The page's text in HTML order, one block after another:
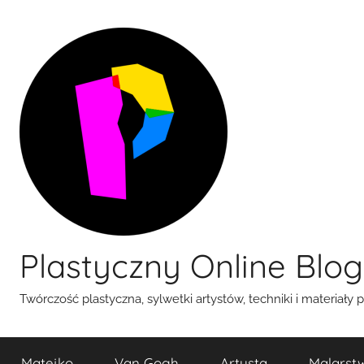
Plastyczny Online Blog
Twórczość plastyczna, sylwetki artystów, techniki i materiały